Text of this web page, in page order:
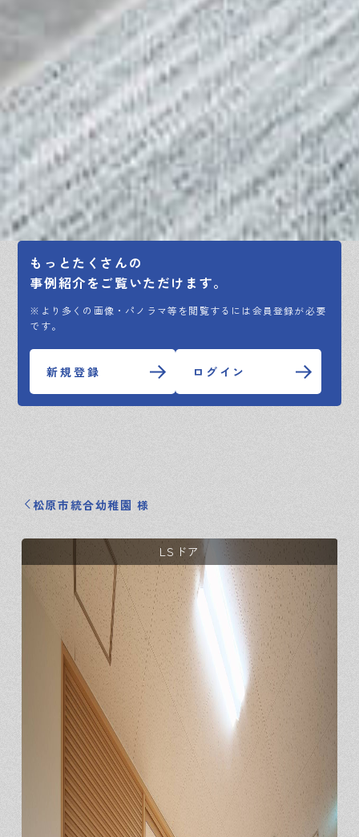
もっとたくさんの
事例紹介をご覧いただけます。
※より多くの画像・パノラマ等を閲覧するには会員登録が必要
です。
新規登録 ログイン
松原市統合幼稚園 様
LSドア